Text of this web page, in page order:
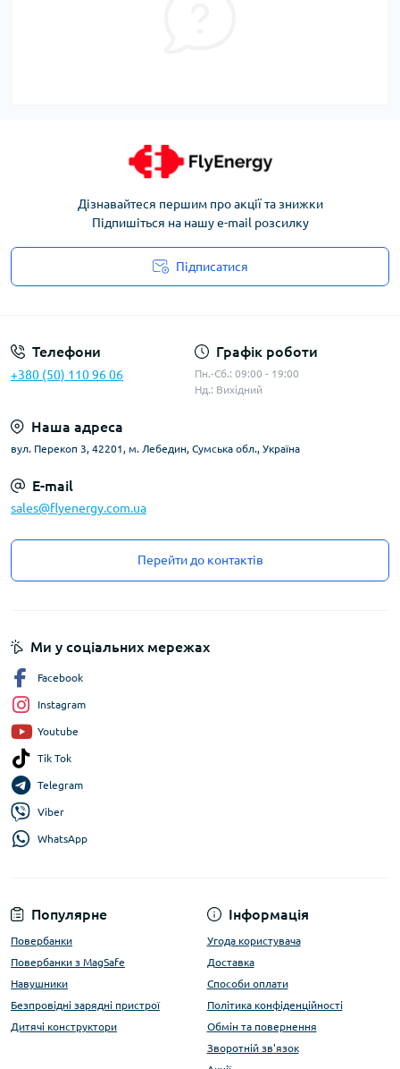
Дізнавайтеся першим про акції та знижки
Підпишіться на нашу e-mail розсилку
Підписатися
Телефони
+380 (50) 110 96 06
Графік роботи
Пн.-Сб.: 09:00 - 19:00
Нд.: Вихідний
Наша адреса
вул. Перекоп 3, 42201, м. Лебедин, Сумська обл., Україна
E-mail
sales@flyenergy.com.ua
Перейти до контактів
Популярне
Повербанки
Повербанки з MagSafe
Навушники
Безпровідні зарядні пристрої
Дитячі конструктори
Інформація
Угода користувача
Доставка
Способи оплати
Політика конфіденційності
Обмін та повернення
Зворотній зв'язок
Ми у соціальних мережах
Facebook
Instagram
Youtube
Tik Tok
Telegram
Viber
WhatsApp